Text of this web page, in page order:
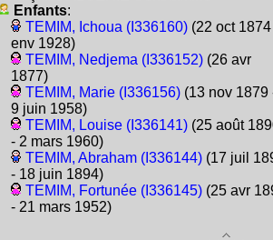
Enfants:
TEMIM, Ichoua (I336160)(22 oct 1874
env 1928)
TEMIM, Nedjema (I336152)(26 avr
1877)
TEMIM, Marie (I336156)(13 nov 1879
9 juin 1958)
TEMIM, Louise (I336141)(25 août
- 2 mars 1960)
TEMIM, Abraham (I336144)(17 juil
- 18 juin 1894)
TEMIM, Fortunée (I336145)(25 avr
- 21 mars 1952)